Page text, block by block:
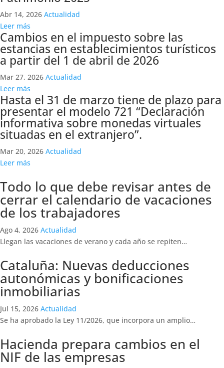
Abr 14, 2026 Actualidad
Leer más
Cambios en el impuesto sobre las
estancias en establecimientos turísticos
a partir del 1 de abril de 2026
Mar 27, 2026 Actualidad
Leer más
Hasta el 31 de marzo tiene de plazo para
presentar el modelo 721 “Declaración
informativa sobre monedas virtuales
situadas en el extranjero”.
Mar 20, 2026 Actualidad
Leer más
Todo lo que debe revisar antes de
cerrar el calendario de vacaciones
de los trabajadores
Ago 4, 2026 Actualidad
Llegan las vacaciones de verano y cada año se repiten…
Cataluña: Nuevas deducciones
autonómicas y bonificaciones
inmobiliarias
Jul 15, 2026 Actualidad
Se ha aprobado la Ley 11/2026, que incorpora un amplio…
Hacienda prepara cambios en el
NIF de las empresas